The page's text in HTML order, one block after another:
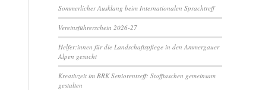
Sommerlicher Ausklang beim Internationalen Sprachtreff
Vereinsführerschein 2026-27
Helfer:innen für die Landschaftspflege in den Ammergauer
Alpen gesucht
Kreativzeit im BRK Seniorentreff: Stofftaschen gemeinsam
gestalten